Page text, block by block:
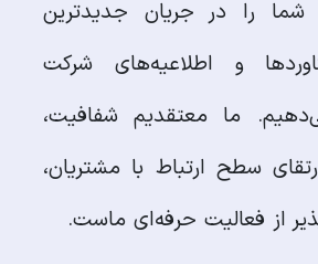
را در جریان جدیدترین
و اطلاعیه‌های شرکت
ما معتقدیم شفافیت،
سطح ارتباط با مشتریان،
از فعالیت حرفه‌ای ماست.